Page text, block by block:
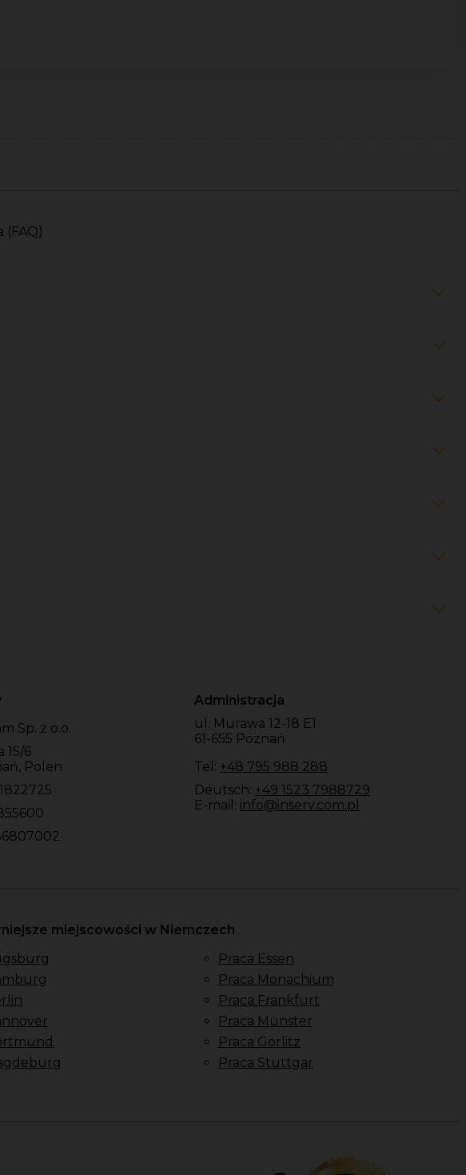
(FAQ)
Sp. z o.o.
15/6
Polen
Administracja
ul. Murawa 12-18 E1
61-655 Poznań
Tel: +48 795 988 288
Deutsch: +49 1523 7988729
E-mail: info@inserv.com.pl
miejscowości w Niemczech
Praca Essen
Praca Monachium
Praca Frankfurt
Praca Munster
Praca Görlitz
Praca Stuttgar